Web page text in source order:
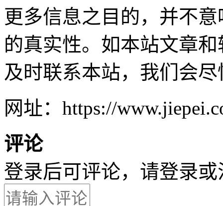
更多信息之目的，并不
的真实性。如本站文章
及时联系本站，我们会
网址：https://
评论
登录后可评论，请登录或